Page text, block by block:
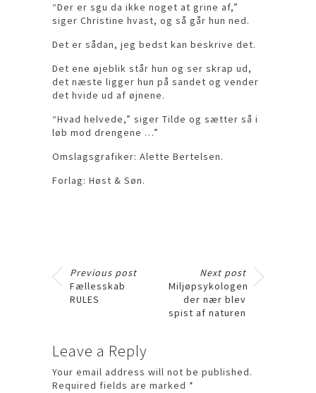
“Der er sgu da ikke noget at grine af,”
siger Christine hvast, og så går hun ned.
Det er sådan, jeg bedst kan beskrive det.
Det ene øjeblik står hun og ser skrap ud,
det næste ligger hun på sandet og vender
det hvide ud af øjnene.
“Hvad helvede,” siger Tilde og sætter så i
løb mod drengene …”
Omslagsgrafiker: Alette Bertelsen.
Forlag: Høst & Søn.
Previous post
Fællesskab
RULES
Next post
Miljøpsykologen
der nær blev
spist af naturen
Leave a Reply
Your email address will not be published.
Required fields are marked *